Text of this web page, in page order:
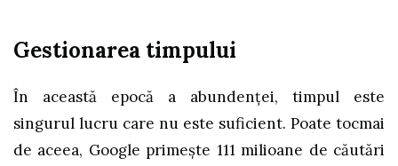
Gestionarea timpului
În această epocă a abundenței, timpul este
singurul lucru care nu este suficient. Poate tocmai
de aceea, Google primește 111 milioane de căutări